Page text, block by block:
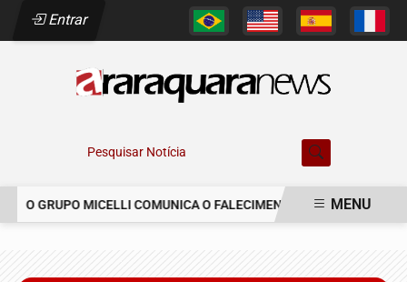
Entrar
Pesquisar Notícia
O GRUPO MICELLI COMUNICA O FALECIMENTO DO SR. MARCELO
MENU